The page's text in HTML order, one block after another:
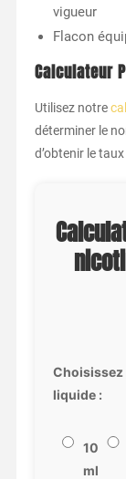
vigueur
Flacon
Calculateur
Utilisez notre
déterminer le
d’obtenir le
Choisissez
liquide :
10
ml